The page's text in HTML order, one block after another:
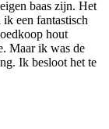
baas zijn. Het
een fantastisch
hout
Maar ik was de
Ik besloot het te